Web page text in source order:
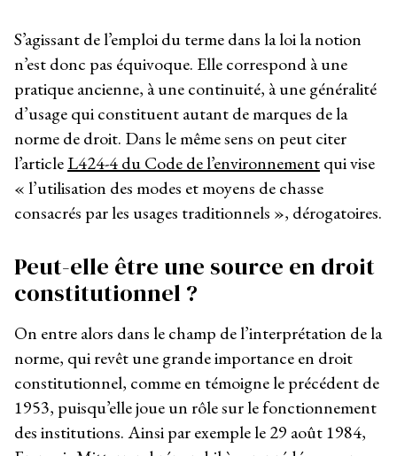
S’agissant de l’emploi du terme dans la loi la notion
n’est donc pas équivoque. Elle correspond à une
pratique ancienne, à une continuité, à une généralité
d’usage qui constituent autant de marques de la
norme de droit. Dans le même sens on peut citer
l’articleL424-4 du Code de l’environnementqui vise
« l’utilisation des modes et moyens de chasse
consacrés par les usages traditionnels », dérogatoires.
Peut-elle être une source en droit
constitutionnel ?
On entre alors dans le champ de l’interprétation de la
norme, qui revêt une grande importance en droit
constitutionnel, comme en témoigne le précédent de
1953, puisqu’elle joue un rôle sur le fonctionnement
des institutions. Ainsi par exemple le 29 août 1984,